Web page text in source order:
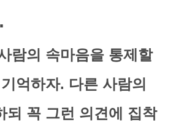
람의 속마음을 통제할
억하자. 다른 사람의
되 꼭 그런 의견에 집착